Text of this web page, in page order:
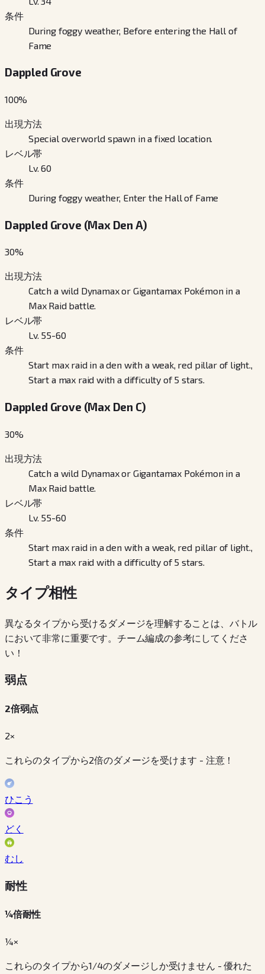
条件
During foggy weather, Before entering the Hall of
Fame
Dappled Grove
100%
出現方法
Special overworld spawn in a fixed location.
レベル帯
Lv. 60
条件
During foggy weather, Enter the Hall of Fame
Dappled Grove (Max Den A)
30%
出現方法
Catch a wild Dynamax or Gigantamax Pokémon in a
Max Raid battle.
レベル帯
Lv. 55-60
条件
Start max raid in a den with a weak, red pillar of light.,
Start a max raid with a difficulty of 5 stars.
Dappled Grove (Max Den C)
30%
出現方法
Catch a wild Dynamax or Gigantamax Pokémon in a
Max Raid battle.
レベル帯
Lv. 55-60
条件
Start max raid in a den with a weak, red pillar of light.,
Start a max raid with a difficulty of 5 stars.
タイプ相性
異なるタイプから受けるダメージを理解することは、バトル
において非常に重要です。チーム編成の参考にしてくださ
い！
弱点
2倍弱点
2×
これらのタイプから2倍のダメージを受けます - 注意！
ひこう
どく
むし
耐性
¼倍耐性
¼×
これらのタイプから1/4のダメージしか受けません - 優れた